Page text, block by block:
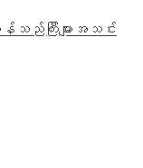
ည်ကြီးများအသင်း